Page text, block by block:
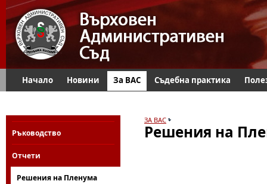
Начало Новини За ВАС Съдебна практика
Ръководство
Отчети
Решения на Пленума
ЗА ВАС
Решения на